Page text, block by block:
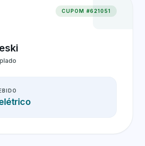
CUPOM #621051